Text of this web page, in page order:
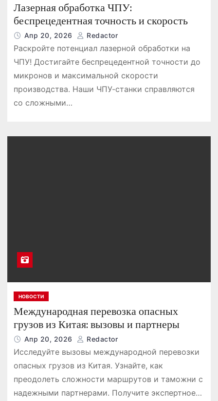
Лазерная обработка ЧПУ:
беспрецедентная точность и скорость
Апр 20, 2026 Redactor
Раскройте потенциал лазерной обработки на
ЧПУ! Достигайте беспрецедентной точности до
микронов и максимальной скорости
производства. Наши ЧПУ-станки справляются
со сложными…
НОВОСТИ
Международная перевозка опасных
грузов из Китая: вызовы и партнеры
Апр 20, 2026 Redactor
Исследуйте вызовы международной перевозки
опасных грузов из Китая. Узнайте, как
преодолеть сложности маршрутов и таможни с
надежными партнерами. Получите экспертное…